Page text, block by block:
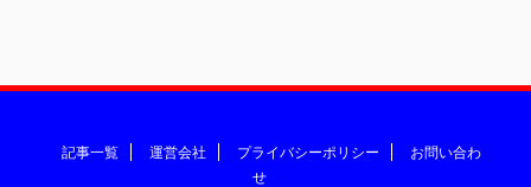
記事一覧 運営会社 プライバシーポリシー
お問い合わ
せ